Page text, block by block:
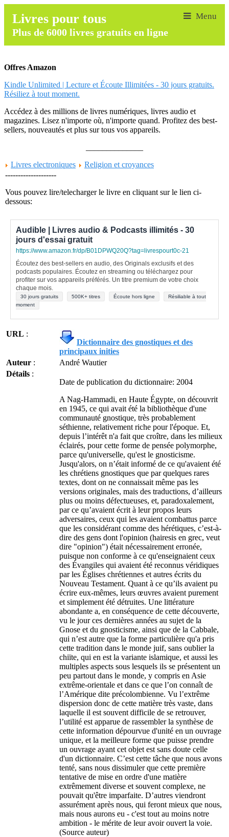
Livres pour tous
Plus de 6000 livres gratuits en ligne
Offres Amazon
Kindle Unlimited | Lecture et Écoute Illimitées - 30 jours gratuits.
Résiliez à tout moment.
Accédez à des millions de livres numériques, livres audio et
magazines. Lisez n'importe où, n'importe quand. Profitez des best-
sellers, nouveautés et plus sur tous vos appareils.
Livres electroniques
Religion et croyances
--------------------
Vous pouvez lire/telecharger le livre en cliquant sur le lien ci-
dessous:
Audible | Livres audio & Podcasts illimités - 30
jours d'essai gratuit
https://www.amazon.fr/dp/B01DPWQ20Q?tag=livrespourt0c-21
Écoutez des best-sellers en audio, des Originals exclusifs et des
podcasts populaires. Écoutez en streaming ou téléchargez pour
profiter sur vos appareils préférés. Un titre premium de votre choix
chaque mois.
30 jours gratuits 500K+ titres Écoute hors ligne
Résiliable à tout
moment
URL :
Dictionnaire des gnostiques et des
principaux inities
Auteur :
André Wautier
Détails :
Date de publication du dictionnaire: 2004
A Nag-Hammadi, en Haute Égypte, on découvrit
en 1945, ce qui avait été la bibliothèque d'une
communauté gnostique, très probablement
séthienne, relativement riche pour l'époque. Et,
depuis l’intérêt n'a fait que croître, dans les milieux
éclairés, pour cette forme de pensée polymorphe,
parce qu'universelle, qu'est le gnosticisme.
Jusqu'alors, on n’était informé de ce qu'avaient été
les chrétiens gnostiques que par quelques rares
textes, dont on ne connaissait même pas les
versions originales, mais des traductions, d’ailleurs
plus ou moins défectueuses, et, paradoxalement,
par ce qu’avaient écrit à leur propos leurs
adversaires, ceux qui les avaient combattus parce
que les considérant comme des hérétiques, c’est-à-
dire des gens dont l'opinion (hairesis en grec, veut
dire "opinion") était nécessairement erronée,
puisque non conforme à ce qu'enseignaient ceux
des Évangiles qui avaient été reconnus véridiques
par les Églises chrétiennes et autres écrits du
Nouveau Testament. Quant à ce qu’ils avaient pu
écrire eux-mêmes, leurs œuvres avaient purement
et simplement été détruites. Une littérature
abondante a, en conséquence de cette découverte,
vu le jour ces dernières années au sujet de la
Gnose et du gnosticisme, ainsi que de la Cabbale,
qui n’est autre que la forme particulière qu'a pris
cette tradition dans le monde juif, sans oublier la
chiïte, qui en est la variante islamique, et aussi les
multiples aspects sous lesquels ils se présentent un
peu partout dans le monde, y compris en Asie
extrême-orientale et dans ce que l’on connaît de
l’Amérique dite précolombienne. Vu l’extrême
dispersion donc de cette matière très vaste, dans
laquelle il est souvent difficile de se retrouver,
l’utilité est apparue de rassembler la synthèse de
cette information dépourvue d'unité en un ouvrage
unique, et la meilleure forme que puisse prendre
un ouvrage ayant cet objet est sans doute celle
d'un dictionnaire. C’est cette tâche que nous avons
tenté, sans nous dissimuler que cette première
tentative de mise en ordre d'une matière
extrêmement diverse et souvent complexe, ne
pouvait qu'être imparfaite. D’autres viendront
assurément après nous, qui feront mieux que nous,
mais nous aurons eu - c'est tout au moins notre
ambition - le mérite de leur avoir ouvert la voie.
(Source auteur)